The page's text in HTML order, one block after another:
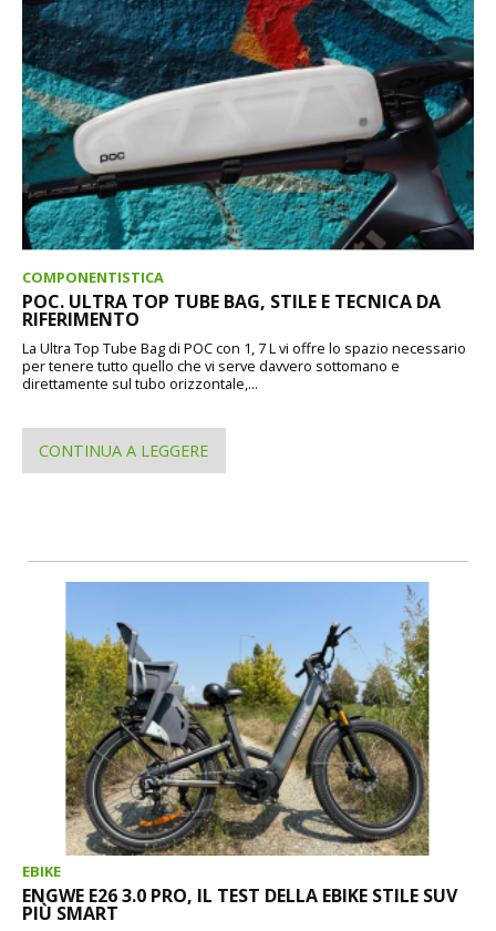
COMPONENTISTICA
POC. ULTRA TOP TUBE BAG, STILE E TECNICA DA
RIFERIMENTO
La Ultra Top Tube Bag di POC con 1, 7 L vi offre lo spazio necessario
per tenere tutto quello che vi serve davvero sottomano e
direttamente sul tubo orizzontale,...
CONTINUA A LEGGERE
EBIKE
ENGWE E26 3.0 PRO, IL TEST DELLA EBIKE STILE SUV
PIÙ SMART